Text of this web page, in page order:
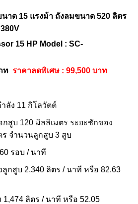
าด 15 แรงม้า ถังลมขนาด 520 ลิตร
15 HP Model :SC-
ท ราคาลดพิเศษ : 99,500 บาท
ลัง 11 กิโลวัตต์
สูบ 120 มิลลิเมตร ระยะชักของ
จำนวนลูกสูบ 3 สูบ
รอบ / นาที
กสูบ 2,340 ลิตร / นาที หรือ 82.63
ลิตร / นาที หรือ 52.05